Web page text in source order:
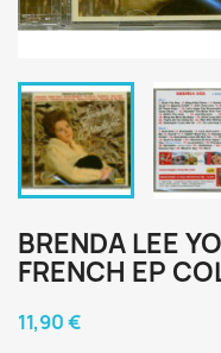
BRENDA LEE
FRENCH EP
11,90 €